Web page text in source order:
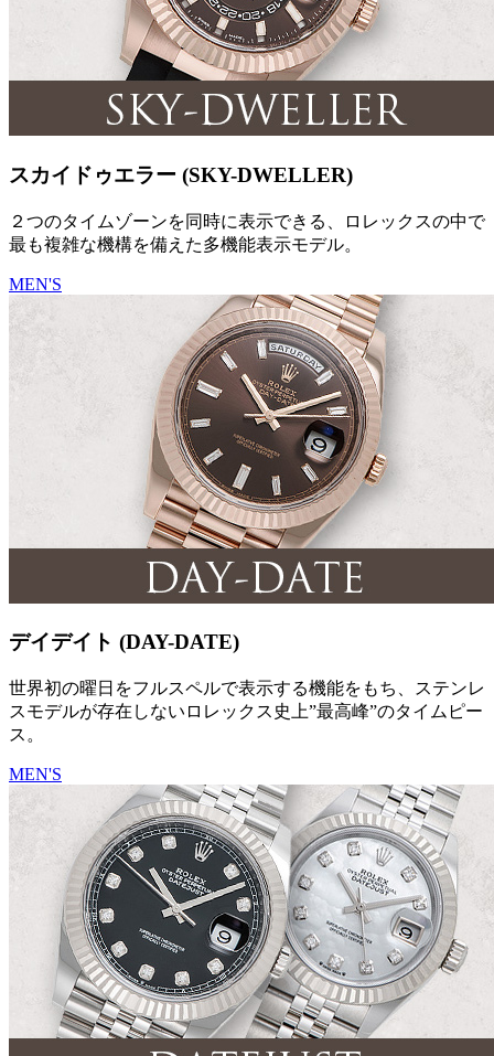
スカイドゥエラー (SKY-DWELLER)
２つのタイムゾーンを同時に表示できる、ロレックスの中で
最も複雑な機構を備えた多機能表示モデル。
MEN'S
デイデイト (DAY-DATE)
世界初の曜日をフルスペルで表示する機能をもち、ステンレ
スモデルが存在しないロレックス史上”最高峰”のタイムピー
ス。
MEN'S